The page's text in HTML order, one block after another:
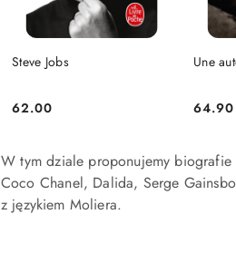
Steve Jobs
Cena:
62.00
NIEDOSTĘPNY Une
Cena:
64.90
W tym dziale proponujemy
Coco Chanel, Dalida, Serge
z językiem Moliera.